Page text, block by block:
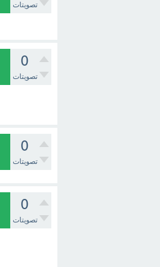
تصويتات
0
تصويتات
0
تصويتات
0
تصويتات